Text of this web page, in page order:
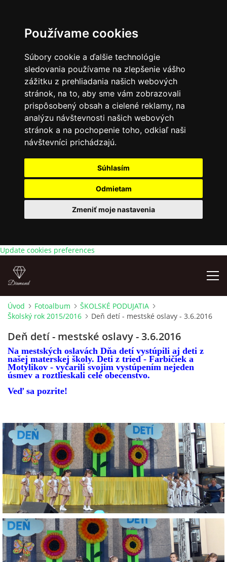
Používame cookies
Súbory cookie a ďalšie technológie
sledovania používame na zlepšenie vášho
zážitku z prehliadania našich webových
stránok, na to, aby sme vám zobrazovali
prispôsobený obsah a cielené reklamy, na
analýzu návštevnosti našich webových
stránok a na pochopenie toho, odkiaľ naši
návštevníci prichádzajú.
Súhlasím
Odmietam
Zmeniť moje nastavenia
Update cookies preferences
AKTUÁLNE OZNAMY
ÚVOD
KONTAKTY
ZÁPIS DETÍ NA PREDPRIMÁRNE VZDELÁVANIE NA
ŠKOLSKÝ ROK 2026/2027
VÝVESKA PRIJATÝCH DETÍ NA ŠKOLSKÝ ROK 2026/2027
POKRAČOVANIE PLNENIA POVINNÉHO
PREDPRIMÁRNEHO VZDELÁVANIA
ŠKOLSKÝ VZDELÁVACÍ PROGRAM ZVEDAVÁ KUKUČKA
Úvod Fotoalbum
ŠKOLSKÉ PODUJATIA
Školský rok 2015/2016
Deň detí - mestské oslavy - 3.6.2016
Deň detí - mestské oslavy - 3.6.2016
Na mestských oslavách Dňa detí vystúpili aj deti z
našej materskej školy. Deti z tried - Farbičiek a
Motýlikov - vyčarili svojim vystúpením nejeden
úsmev a roztlieskali celé obecenstvo.
Veď sa pozrite!